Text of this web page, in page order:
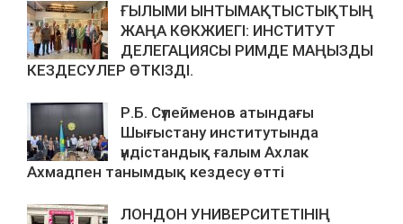
ҒЫЛЫМИ ЫНТЫМАҚТЫСТЫҚТЫҢ
ЖАҢА КӨКЖИЕГІ: ИНСТИТУТ
ДЕЛЕГАЦИЯСЫ РИМДЕ МАҢЫЗДЫ
КЕЗДЕСУЛЕР ӨТКІЗДІ.
Р.Б. Сүлейменов атындағы
Шығыстану институтында
үндістандық ғалым Ахлак
Ахмадпен танымдық кездесу өтті
ЛОНДОН УНИВЕРСИТЕТІНІҢ